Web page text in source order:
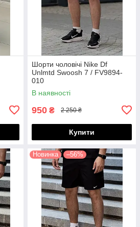
Шорти чоловічі Nike Df
Unlmtd Swoosh 7 / FV9894-
010
В наявності
950 ₴ 2 250 ₴
Купити
Новинка –56%